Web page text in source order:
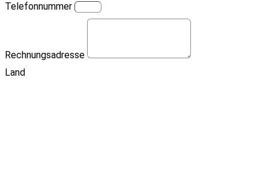
Telefonnummer
Rechnungsadresse
Land